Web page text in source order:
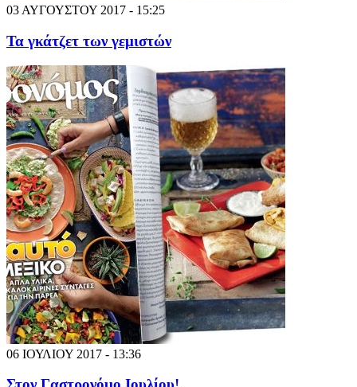
03 ΑΥΓΟΥΣΤΟΥ 2017 - 15:25
Τα γκάτζετ των γεμιστών
06 ΙΟΥΛΙΟΥ 2017 - 13:36